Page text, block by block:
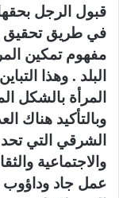
قبول الرجل
في طريق تحقيق
مفهوم تمكين
البلد . وهذا
المرأة
وبالتأكيد هناك
الشرقي التي تحد
والاجتماعية
عمل جاد وداؤوب